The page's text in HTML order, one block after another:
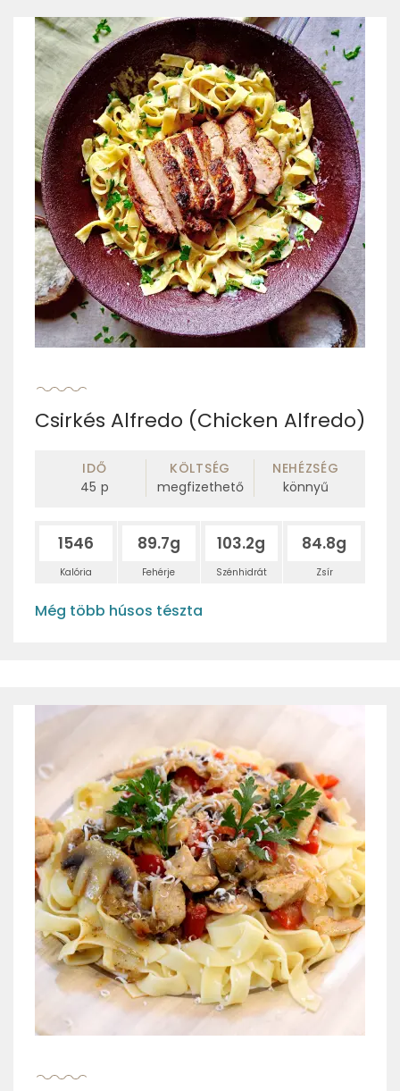
Csirkés Alfredo (Chicken Alfredo)
IDŐ
45 p
KÖLTSÉG
megfizethető
NEHÉZSÉG
könnyű
1546
Kalória
89.7g
Fehérje
103.2g
Szénhidrát
84.8g
Zsír
Még több húsos tészta